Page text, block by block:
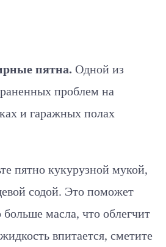
пятна. Одной из
проблем на
и гаражных полах
пятно кукурузной мукой,
содой. Это поможет
масла, что облегчит
впитается, сметите